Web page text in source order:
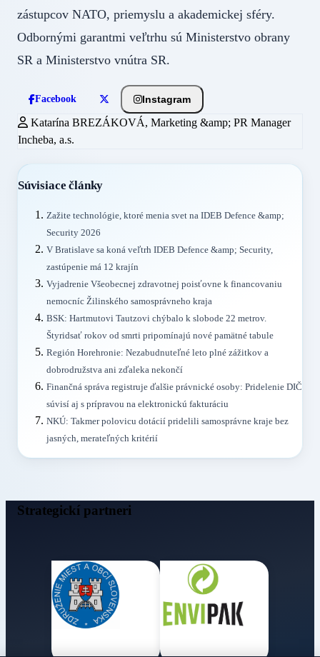
zástupcov NATO, priemyslu a akademickej sféry.
Odbornými garantmi veľtrhu sú Ministerstvo obrany
SR a Ministerstvo vnútra SR.
Facebook Instagram
Katarína BREZÁKOVÁ, Marketing &amp; PR Manager
Incheba, a.s.
Súvisiace články
Zažite technológie, ktoré menia svet na IDEB Defence &amp;
Security 2026
V Bratislave sa koná veľtrh IDEB Defence &amp; Security,
zastúpenie má 12 krajín
Vyjadrenie Všeobecnej zdravotnej poisťovne k financovaniu
nemocníc Žilinského samosprávneho kraja
BSK: Hartmutovi Tautzovi chýbalo k slobode 22 metrov.
Štyridsať rokov od smrti pripomínajú nové pamätné tabule
Región Horehronie: Nezabudnuteľné leto plné zážitkov a
dobrodružstva ani zďaleka nekončí
Finančná správa registruje ďalšie právnické osoby: Pridelenie DIČ
súvisí aj s prípravou na elektronickú fakturáciu
NKÚ: Takmer polovicu dotácií pridelili samosprávne kraje bez
jasných, merateľných kritérií
Strategickí partneri